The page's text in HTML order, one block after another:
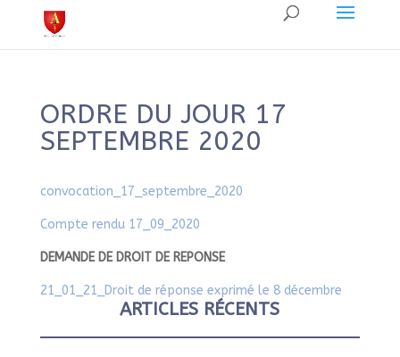
ORDRE DU JOUR 17
SEPTEMBRE 2020
convocation_17_septembre_2020
Compte rendu 17_09_2020
DEMANDE DE DROIT DE REPONSE
21_01_21_Droit de réponse exprimé le 8 décembre
ARTICLES RÉCENTS